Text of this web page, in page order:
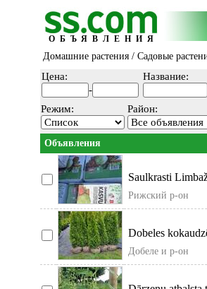
ОБЪЯВЛЕНИЯ
Домашние растения / Садовые
Цена:
-
Название:
Режим:
Район:
Объявления
Saulkrasti
maisos
Рижский р-он
Dobeles
dzīvžogiem. Dažā
Добеле и р-он